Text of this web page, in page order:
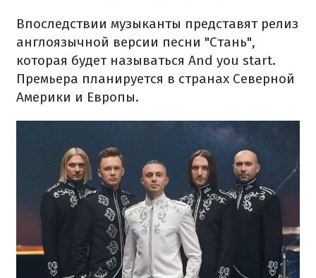
Впоследствии музыканты представят релиз
англоязычной версии песни "Стань",
которая будет называться And you start.
Премьера планируется в странах Северной
Америки и Европы.